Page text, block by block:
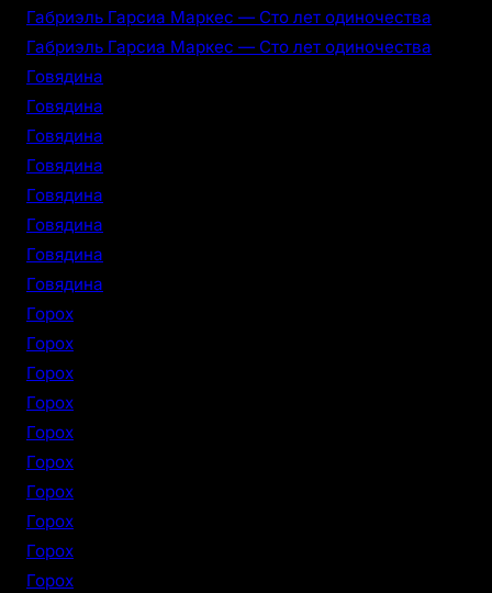
Габриэль Гарсиа Маркес — Сто лет одиночества
Габриэль Гарсиа Маркес — Сто лет одиночества
Говядина
Говядина
Говядина
Говядина
Говядина
Говядина
Говядина
Говядина
Горох
Горох
Горох
Горох
Горох
Горох
Горох
Горох
Горох
Горох